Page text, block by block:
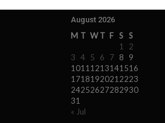
August 2026
M T W T F S S
1
2
3 4 5 6 7 8
9
1011 1213141516
1718192021 2223
24252627282930
31
« Jul